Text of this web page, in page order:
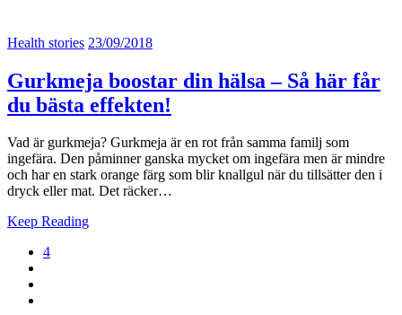
Health stories 23/09/2018
Gurkmeja boostar din hälsa – Så här får
du bästa effekten!
Vad är gurkmeja? Gurkmeja är en rot från samma familj som
ingefära. Den påminner ganska mycket om ingefära men är mindre
och har en stark orange färg som blir knallgul när du tillsätter den i
dryck eller mat. Det räcker…
Keep Reading
4